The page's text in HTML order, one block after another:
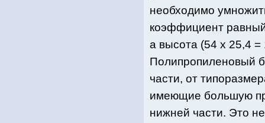
необходимо
коэффициент
а высота (54 х 25,4 =
Полипропиленовый
части, от
имеющие большую
нижней части. Это